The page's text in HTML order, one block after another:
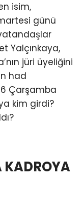
isim,
günü
Yalçınkaya,
jüri üyeliğini
had
Çarşamba
kim girdi?
KADROYA